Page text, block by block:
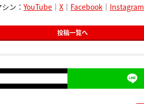
ン： YouTube｜ X｜ Facebook ｜ Instagram
投稿一覧へ